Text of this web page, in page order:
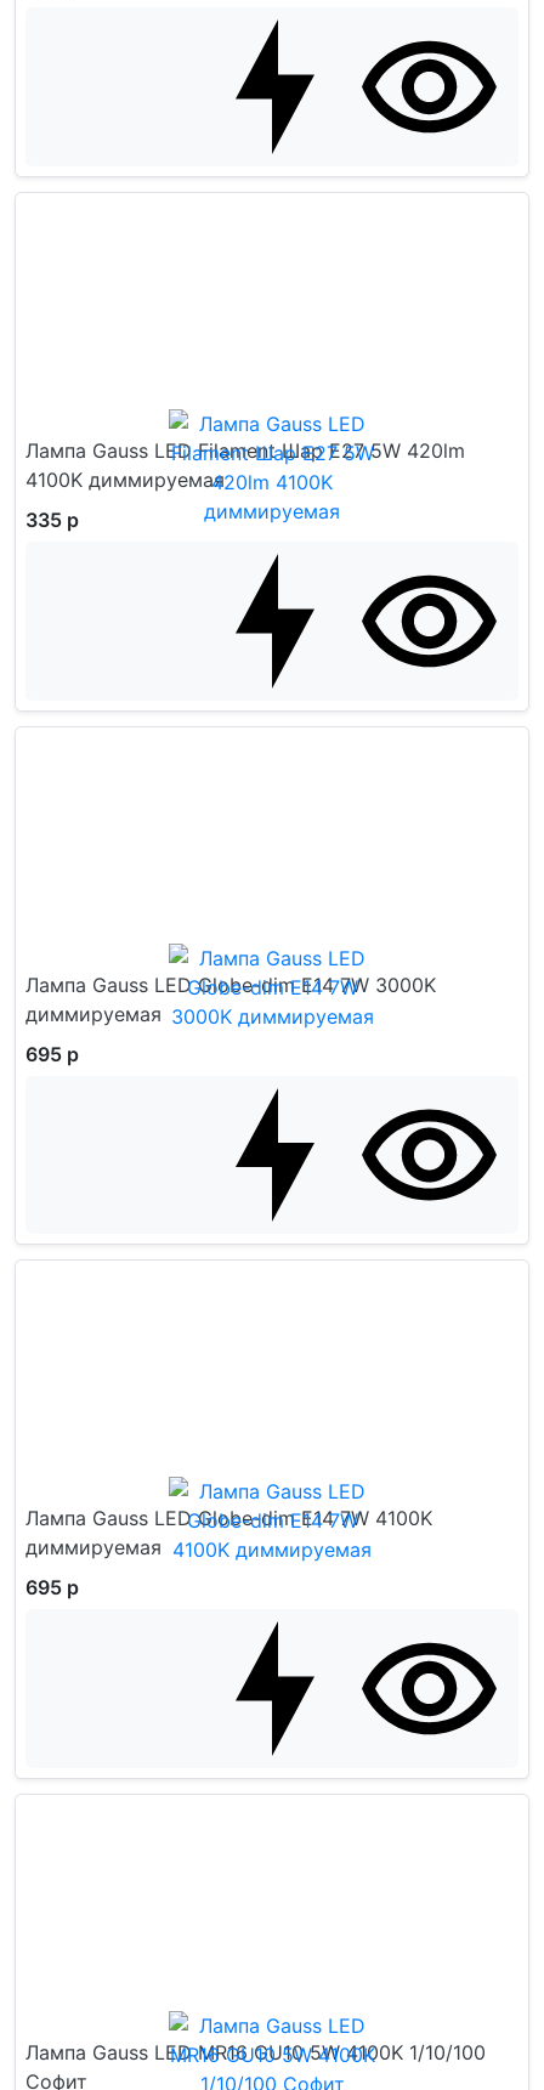
Лампа Gauss LED Filament Шар E27 5W 420lm
4100K диммируемая
335 р
Лампа Gauss LED Globe-dim E14 7W 3000K
диммируемая
695 р
Лампа Gauss LED Globe-dim E14 7W 4100K
диммируемая
695 р
Лампа Gauss LED MR16 GU10 5W 4100K 1/10/100
Софит